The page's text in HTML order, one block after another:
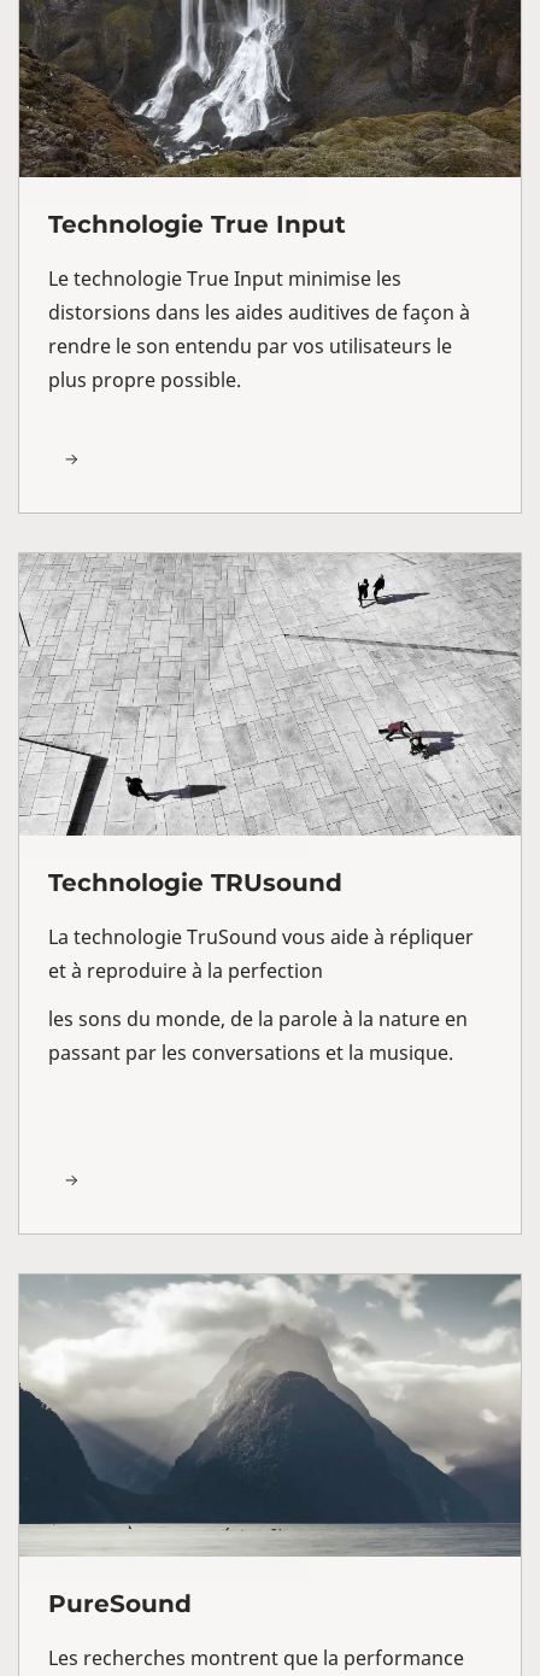
Technologie True Input
Le technologie True Input minimise les
distorsions dans les aides auditives de façon à
rendre le son entendu par vos utilisateurs le
plus propre possible.
Technologie TRUsound
La technologie TruSound vous aide à répliquer
et à reproduire à la perfection
les sons du monde, de la parole à la nature en
passant par les conversations et la musique.
PureSound
Les recherches montrent que la performance